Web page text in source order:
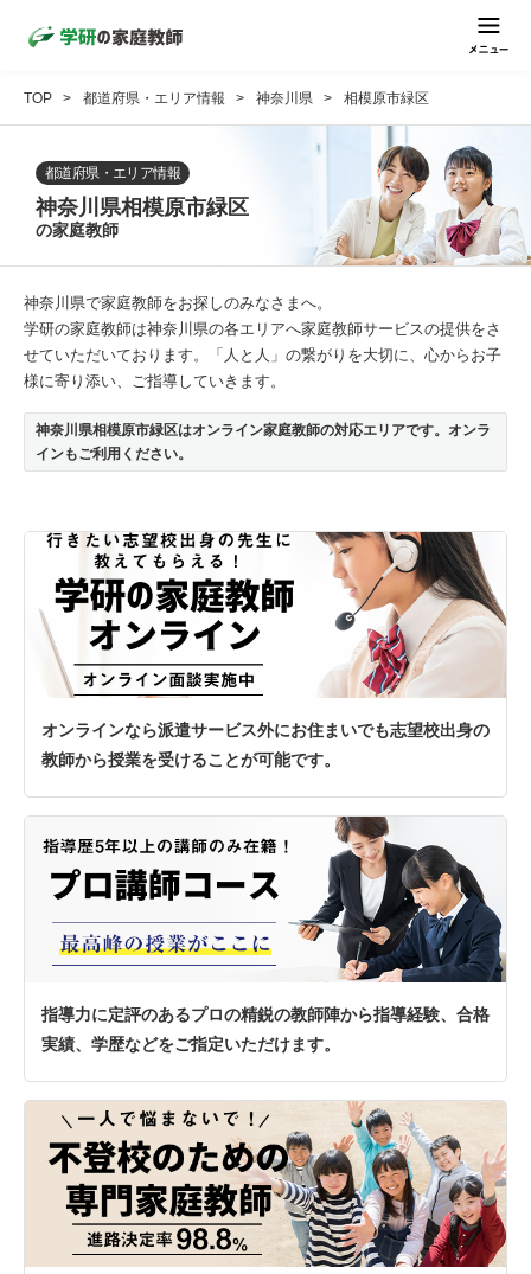
TOP 都道府県・エリア情報 神奈川県 相模原市緑区
都道府県・エリア情報
神奈川県相模原市緑区
の家庭教師
神奈川県で家庭教師をお探しのみなさまへ。
学研の家庭教師は神奈川県の各エリアへ家庭教師サービスの提供をさ
せていただいております。「人と人」の繋がりを大切に、心からお子
様に寄り添い、ご指導していきます。
神奈川県相模原市緑区はオンライン家庭教師の対応エリアです。オンラ
インもご利用ください。
オンラインなら派遣サービス外にお住まいでも志望校出身の
教師から授業を受けることが可能です。
指導力に定評のあるプロの精鋭の教師陣から指導経験、合格
実績、学歴などをご指定いただけます。